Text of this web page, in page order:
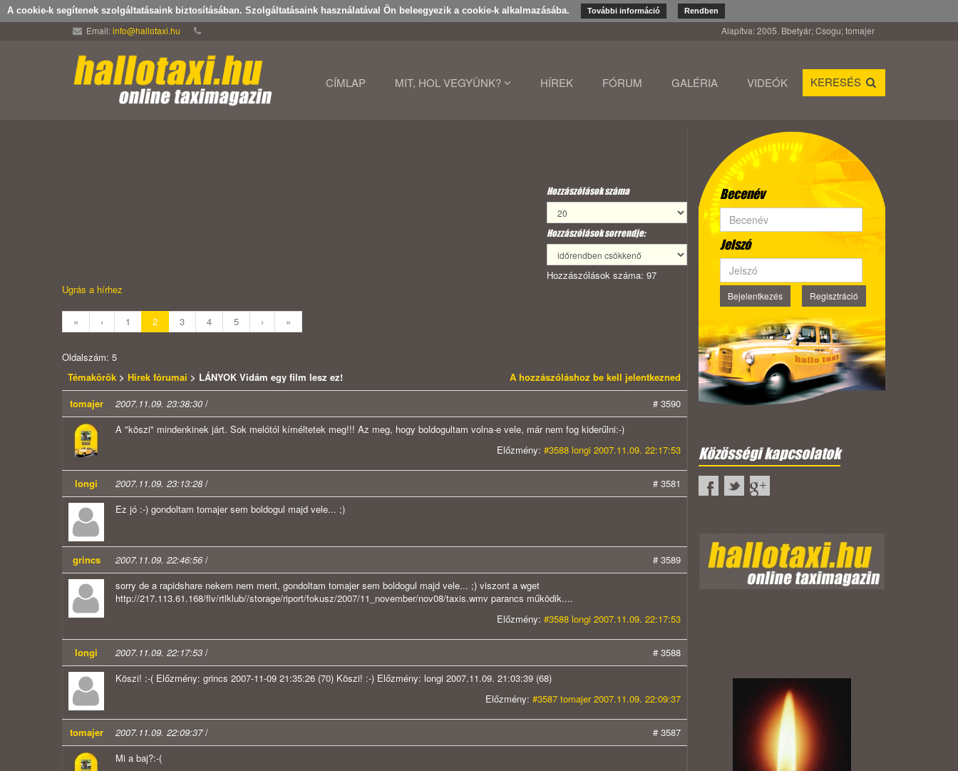
A cookie-k segítenek szolgáltatásaink biztosításában. Szolgáltatásaink használatával Ön beleegyezik a cookie-k alkalmazásába. További információ Rendben
Email:info@hallotaxi.hu Alapítva: 2005. Bbetyár; Csogu; tomajer
CÍMLAP MIT, HOL VEGYÜNK? HÍREK FÓRUM GALÉRIA VIDEÓK KERESÉS
Hozzászólások száma
Hozzászólások sorrendje:
Hozzászólások száma: 97
Ugrás a hírhez
« ‹ 1 2 3 4 5 › »
Oldalszám: 5
Témakörök > Hírek fórumai > LÁNYOK Vidám egy film lesz ez!
A hozzászóláshoz be kell jelentkezned
tomajer
2007.11.09. 23:38:30 /
# 3590
A "köszi" mindenkinek járt. Sok melótól kíméltetek meg!!! Az meg, hogy boldogultam volna-e vele, már nem fog kiderűlni:-)
Előzmény: #3588 longi 2007.11.09. 22:17:53
longi 2007.11.09. 23:13:28 /
# 3581
Ez jó :-) gondoltam tomajer sem boldogul majd vele... ;)
grincs 2007.11.09. 22:46:56/
# 3589
sorry de a rapidshare nekem nem ment, gondoltam tomajer sem boldogul majd vele... ;) viszont a wget
http://217.113.61.168/flv/rtlklub//storage/riport/fokusz/2007/11_november/nov08/taxis.wmv parancs működik....
Előzmény: #3588 longi 2007.11.09. 22:17:53
longi 2007.11.09. 22:17:53 /
# 3588
Köszi! :-( Előzmény: grincs 2007-11-09 21:35:26 (70) Köszi! :-) Előzmény: longi 2007.11.09. 21:03:39 (68)
Előzmény: #3587 tomajer 2007.11.09. 22:09:37
tomajer 2007.11.09. 22:09:37/
# 3587
Mi a baj?:-(
Becenév
Jelszó
Bejelentkezés Regisztráció
Közösségi kapcsolatok